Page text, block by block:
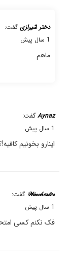
دختر شیرازی گفت:
1 سال پیش
ماهم
Aynaz گفت:
1 سال پیش
اینارو بخونیم
𝒲𝒾𝓃𝒸𝒽𝑒𝓈𝓉𝑒𝓇 گفت:
1 سال پیش
فک نکنم کسی